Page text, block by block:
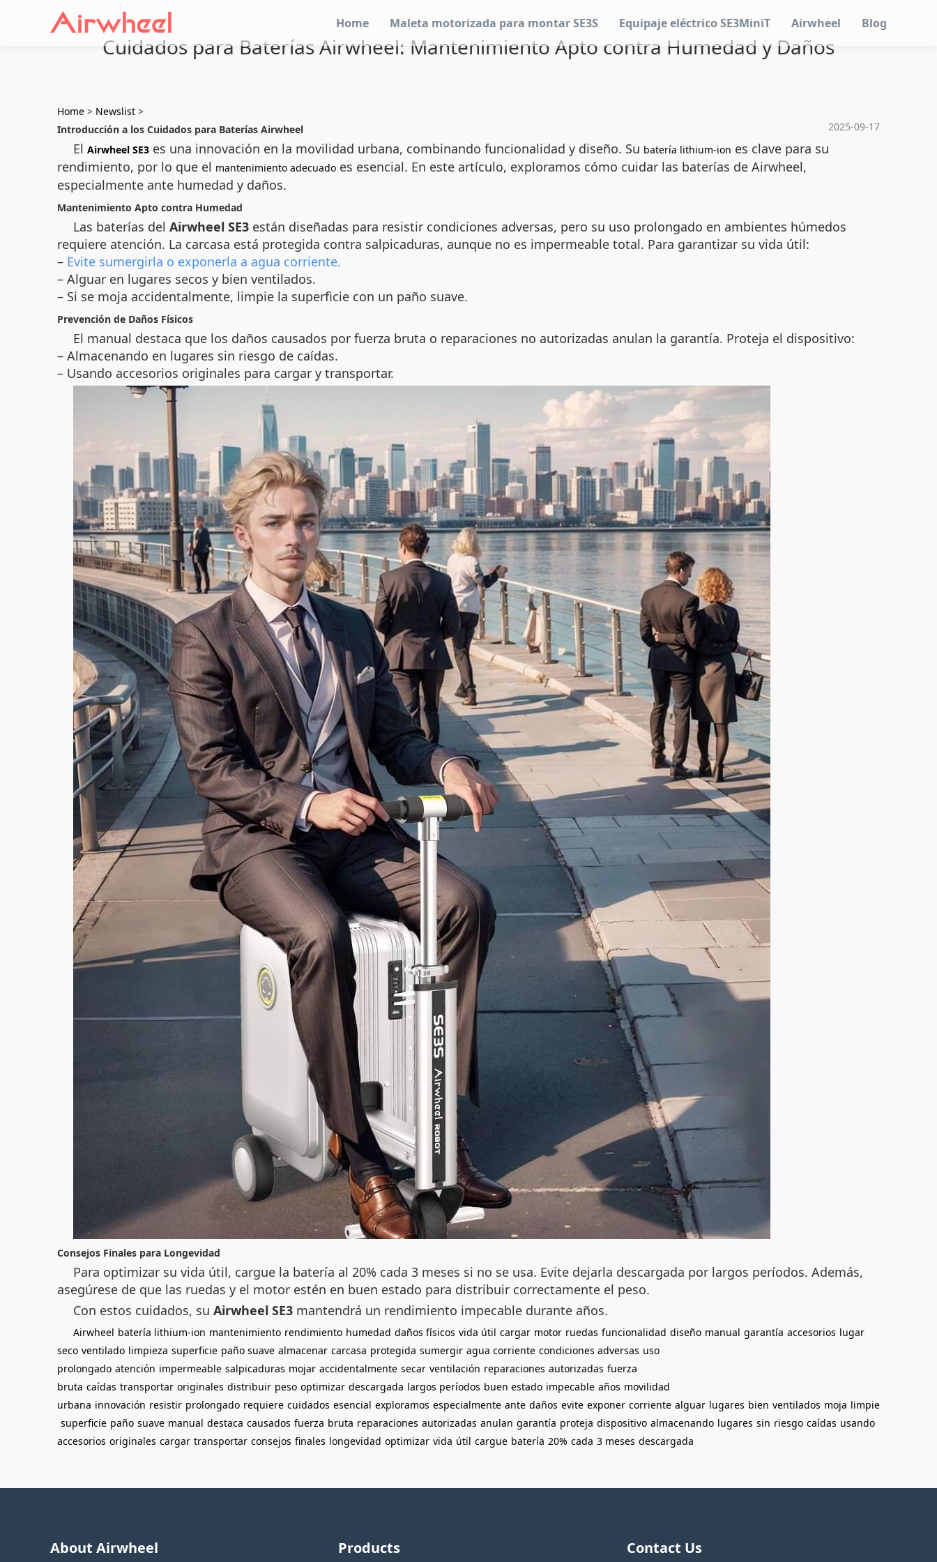
Home Maleta motorizada para montar SE3S Equipaje eléctrico SE3MiniT Airwheel Blog
Cuidados para Baterías Airwheel: Mantenimiento Apto contra Humedad y Daños
Home > Newslist >
2025-09-17
Introducción a los Cuidados para Baterías Airwheel
El Airwheel SE3 es una innovación en la movilidad urbana, combinando funcionalidad y diseño. Su batería lithium-ion es clave para su
rendimiento, por lo que el mantenimiento adecuado es esencial. En este artículo, exploramos cómo cuidar las baterías de Airwheel,
especialmente ante humedad y daños.
Mantenimiento Apto contra Humedad
Las baterías del Airwheel SE3 están diseñadas para resistir condiciones adversas, pero su uso prolongado en ambientes húmedos
requiere atención. La carcasa está protegida contra salpicaduras, aunque no es impermeable total. Para garantizar su vida útil:
– Evite sumergirla o exponerla a agua corriente.
– Alguar en lugares secos y bien ventilados.
– Si se moja accidentalmente, limpie la superficie con un paño suave.
Prevención de Daños Físicos
El manual destaca que los daños causados por fuerza bruta o reparaciones no autorizadas anulan la garantía. Proteja el dispositivo:
– Almacenando en lugares sin riesgo de caídas.
– Usando accesorios originales para cargar y transportar.
Consejos Finales para Longevidad
Para optimizar su vida útil, cargue la batería al 20% cada 3 meses si no se usa. Evite dejarla descargada por largos períodos. Además,
asegúrese de que las ruedas y el motor estén en buen estado para distribuir correctamente el peso.
Con estos cuidados, su Airwheel SE3 mantendrá un rendimiento impecable durante años.
Airwheel batería lithium-ion mantenimiento rendimiento humedad daños físicos vida útil cargar motor ruedas funcionalidad diseño manual garantía accesorios lugar
seco ventilado limpieza superficie paño suave almacenar carcasa protegida sumergir agua corriente condiciones adversas uso
prolongado atención impermeable salpicaduras mojar accidentalmente secar ventilación reparaciones autorizadas fuerza
bruta caídas transportar originales distribuir peso optimizar descargada largos períodos buen estado impecable años movilidad
urbana innovación resistir prolongado requiere cuidados esencial exploramos especialmente ante daños evite exponer corriente alguar lugares bien ventilados moja limpie
superficie paño suave manual destaca causados fuerza bruta reparaciones autorizadas anulan garantía proteja dispositivo almacenando lugares sin riesgo caídas usando
accesorios originales cargar transportar consejos finales longevidad optimizar vida útil cargue batería 20% cada 3 meses descargada
About Airwheel Products Contact Us